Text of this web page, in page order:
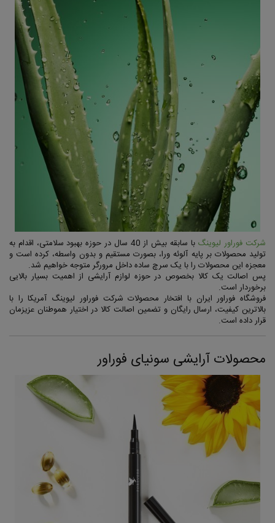
شرکت فوراور لیوینگ
با سابقه بیش از 40 سال در حوزه بهبود سلامتی، اقدام به
تولید محصولات بر پایه آلوئه ورا، بصورت مستقیم و بدون واسطه، کرده است و
معجزه این محصولات را با یک سرچ ساده داخل مرورگر متوجه خواهیم شد.
پس اصالت یک کالا بخصوص در حوزه لوازم آرایشی از اهمیت بسیار بالایی
برخوردار است.
فروشگاه فوراور ایران با افتخار محصولات شرکت فوراور لیوینگ آمریکا را با
بالاترین کیفیت، ارسال رایگان و تضمین اصالت کالا در اختیار هموطنان عزیزمان
قرار داده است.
محصولات آرایشی سونیای فوراور